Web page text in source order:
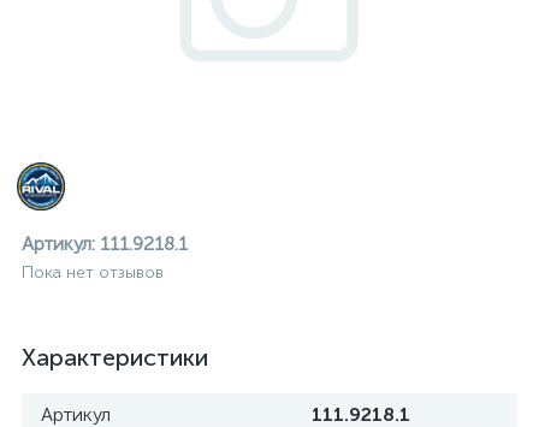
Артикул: 111.9218.1
Пока нет отзывов
Характеристики
Артикул
111.9218.1